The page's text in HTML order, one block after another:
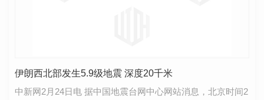
伊朗西北部发生5.9级地震 深度20千米
中新网2月24日电 据中国地震台网中心网站消息，北京时间2